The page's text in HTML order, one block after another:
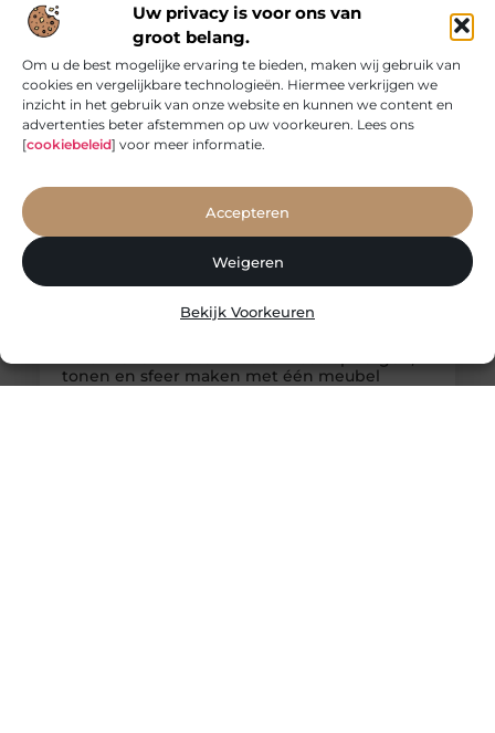
Uw privacy is voor ons van
groot belang.
Om u de best mogelijke ervaring te bieden, maken wij gebruik van
cookies en vergelijkbare technologieën. Hiermee verkrijgen we
inzicht in het gebruik van onze website en kunnen we content en
advertenties beter afstemmen op uw voorkeuren. Lees ons
[cookiebeleid] voor meer informatie.
Accepteren
Weigeren
Bekijk Voorkeuren
decoratief element vormt in woonkamer, eetkamer
of keuken. Een vitrinekast doet iets bijzonders in
een interieur. Waar een gesloten kast vooral
tonen en sfeer maken met één meubel